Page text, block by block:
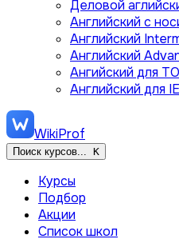
Деловой
Английский с
Английский
Английский
Ангийский для
Английский для
WikiProf
Поиск курсов... K
Курсы
Подбор
Акции
Список школ